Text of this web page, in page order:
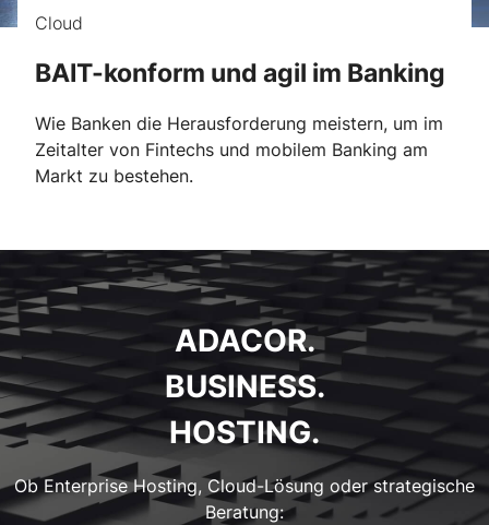
Cloud
BAIT-konform und agil im Banking
Wie Banken die Herausforderung meistern, um im
Zeitalter von Fintechs und mobilem Banking am
Markt zu bestehen.
ADACOR.
BUSINESS.
HOSTING.
Ob Enterprise Hosting, Cloud-Lösung oder strategische
Beratung: